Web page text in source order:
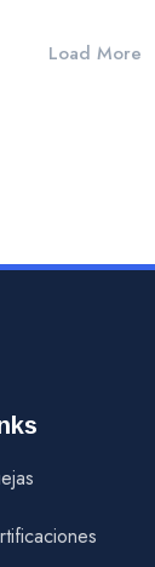
Load More